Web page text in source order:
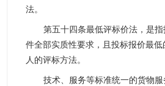
法。
第五十四条最低评标价法，是
件全部实质性要求，且投标报价最
人的评标方法。
技术、服务等标准统一的货物